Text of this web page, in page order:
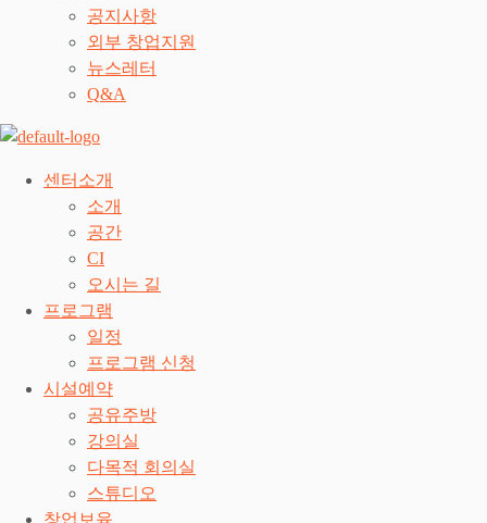
공지사항
외부 창업지원
뉴스레터
Q&A
센터소개
소개
공간
CI
오시는 길
프로그램
일정
프로그램 신청
시설예약
공유주방
강의실
다목적 회의실
스튜디오
창업보육